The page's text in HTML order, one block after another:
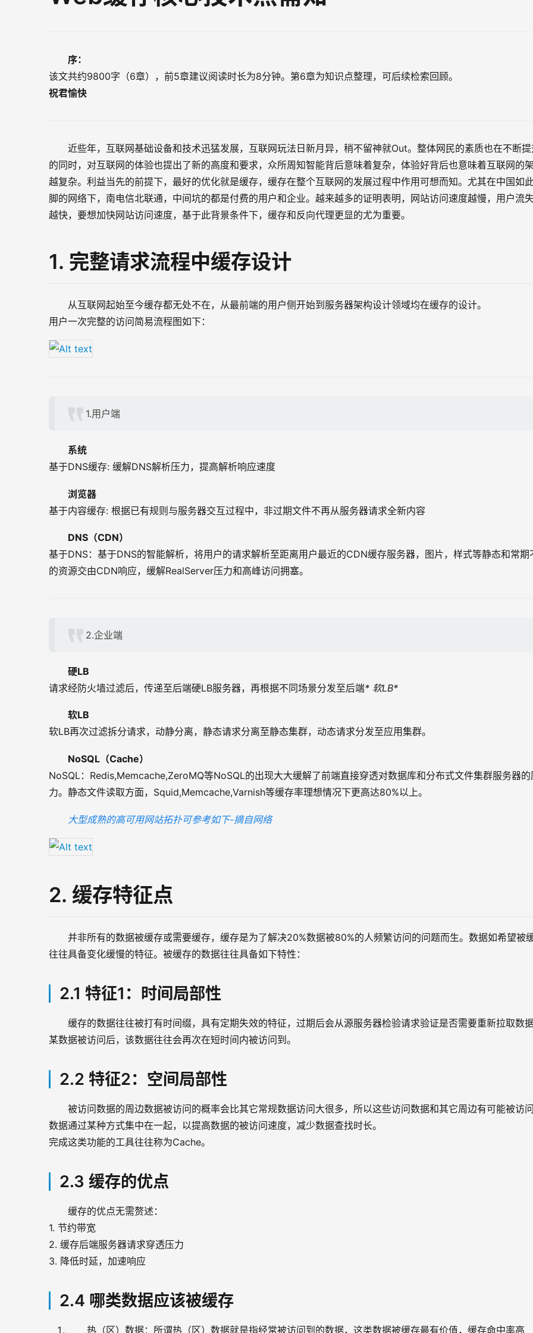
序：
该文共约9800字（6章），前5章建议阅读时长为8分钟。第6章为知识点整理，可后续检索回顾。
祝君愉快
近些年，互联网基础设备和技术迅猛发展，互联网玩法日新月异，稍不留神就Out。整体网民的素质也在不断
的同时，对互联网的体验也提出了新的高度和要求，众所周知智能背后意味着复杂，体验好背后也意味着互联网的
越复杂。利益当先的前提下，最好的优化就是缓存，缓存在整个互联网的发展过程中作用可想而知。尤其在中国如
脚的网络下，南电信北联通，中间坑的都是付费的用户和企业。越来越多的证明表明，网站访问速度越慢，用户流
越快，要想加快网站访问速度，基于此背景条件下，缓存和反向代理更显的尤为重要。
1. 完整请求流程中缓存设计
从互联网起始至今缓存都无处不在，从最前端的用户侧开始到服务器架构设计领域均在缓存的设计。
用户一次完整的访问简易流程图如下：
1.用户端
系统
基于DNS缓存: 缓解DNS解析压力，提高解析响应速度
浏览器
基于内容缓存: 根据已有规则与服务器交互过程中，非过期文件不再从服务器请求全新内容
DNS（CDN）
基于DNS：基于DNS的智能解析，将用户的请求解析至距离用户最近的CDN缓存服务器，图片，样式等静态和常期
的资源交由CDN响应，缓解RealServer压力和高峰访问拥塞。
2.企业端
硬LB
请求经防火墙过滤后，传递至后端硬LB服务器，再根据不同场景分发至后端* 软LB*
软LB
软LB再次过滤拆分请求，动静分离，静态请求分离至静态集群，动态请求分发至应用集群。
NoSQL（Cache）
NoSQL：Redis,Memcache,ZeroMQ等NoSQL的出现大大缓解了前端直接穿透对数据库和分布式文件集群服务器的
力。静态文件读取方面，Squid,Memcache,Varnish等缓存率理想情况下更高达80%以上。
大型成熟的高可用网站拓扑可参考如下-摘自网络
2. 缓存特征点
并非所有的数据被缓存或需要缓存，缓存是为了解决20%数据被80%的人频繁访问的问题而生。数据如希望被
往往具备变化缓慢的特征。被缓存的数据往往具备如下特性：
2.1 特征1：时间局部性
缓存的数据往往被打有时间缀，具有定期失效的特征，过期后会从源服务器检验请求验证是否需要重新拉取数
某数据被访问后，该数据往往会再次在短时间内被访问到。
2.2 特征2：空间局部性
被访问数据的周边数据被访问的概率会比其它常规数据访问大很多，所以这些访问数据和其它周边有可能被访
数据通过某种方式集中在一起，以提高数据的被访问速度，减少数据查找时长。
完成这类功能的工具往往称为Cache。
2.3 缓存的优点
缓存的优点无需赘述：
1. 节约带宽
2. 缓存后端服务器请求穿透压力
3. 降低时延，加速响应
2.4 哪类数据应该被缓存
热（区）数据：所谓热（区）数据就是指经常被访问到的数据，这类数据被缓存最有价值，缓存命中率高